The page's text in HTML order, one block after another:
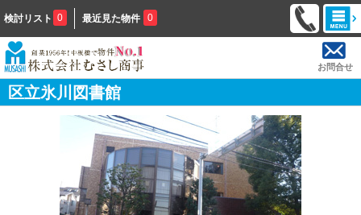
検討リスト 0 最近見た物件 0
お問合せ
区立氷川図書館